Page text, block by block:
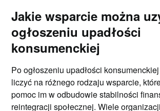
Jakie wsparcie można
ogłoszeniu upadłości
konsumenckiej
Po ogłoszeniu upadłości
liczyć na różnego rodzaju wsparcie,
pomoc im w odbudowie stabilności
reintegracji społecznej. Wiele organizacji